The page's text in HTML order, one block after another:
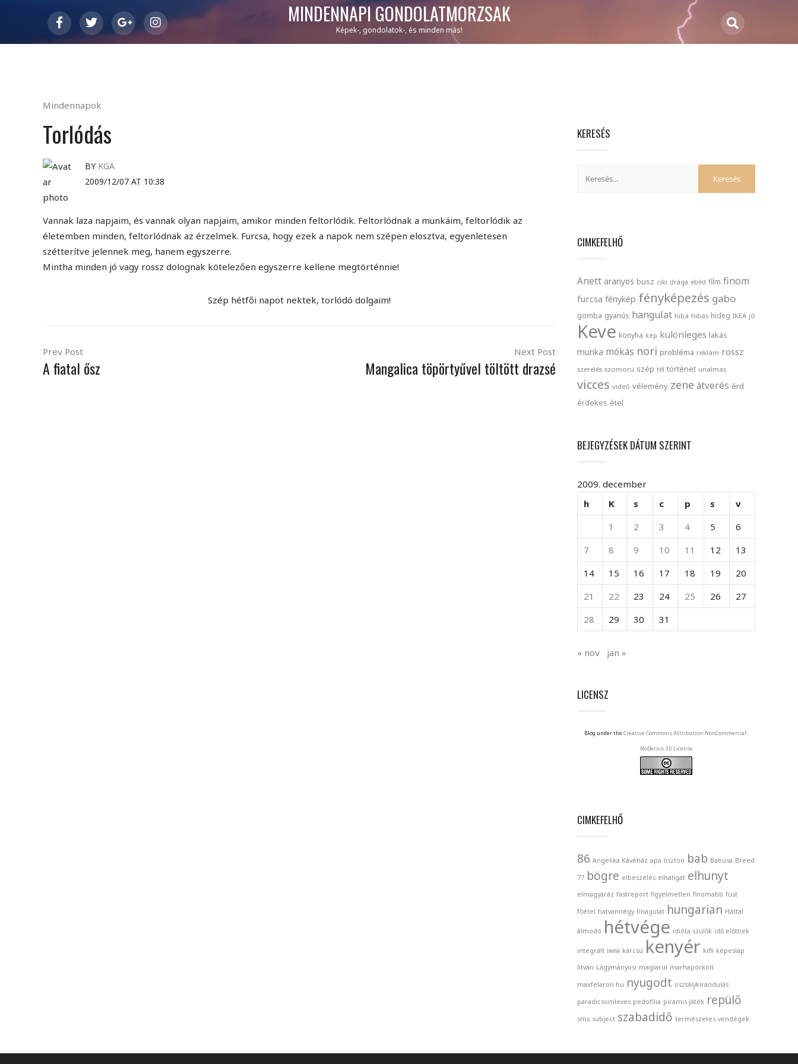
MINDENNAPI GONDOLATMORZSÁK
Képek-, gondolatok-, és minden más!
Mindennapok
Torlódás
BY KGA
2009/12/07 AT 10:38
Vannak laza napjaim, és vannak olyan napjaim, amikor minden feltorlódik. Feltorlódnak a munkáim, feltorlódik az
életemben minden, feltorlódnak az érzelmek. Furcsa, hogy ezek a napok nem szépen elosztva, egyenletesen
szétterítve jelennek meg, hanem egyszerre.
Mintha minden jó vagy rossz dolognak kötelezően egyszerre kellene megtörténnie!
Szép hétfői napot nektek, torlódó dolgaim!
Prev Post
A fiatal ősz
Next Post
Mangalica töpörtyűvel töltött drazsé
KERESÉS
CIMKEFELHŐ
Anett aranyos busz ciki drága ebéd film finom
furcsa fénykép fényképezés gabo
gomba gyanús hangulat hiba hibás hideg IKEA jó
Keve konyha kép különleges lakás
munka mókás nori probléma reklám rossz
szerelés szomorú szép tél történet unalmas
vicces videó vélemény zene átverés érd
érdekes étel
BEJEGYZÉSEK DÁTUM SZERINT
2009. december
h
K s c p s
v
1
2 3 4 5
6
7
8 9 10 11 12
13
14
15 16 17 18 19
20
21
22 23 24 25 26
27
28
29 30 31
« nov jan »
LICENSZ
Blog under the Creative Commons Attribution-NonCommercial-
NoDerivs 3.0 License
CIMKEFELHŐ
86 Angelika Kávéház apa ösztön bab Babusa Breed
77 bögre elbeszélés elhallgat elhunyt
elmagyaráz fastreport figyelmetlen finomabb füst
főétel hatvannégy hnagulat hungarian Háttal
álmodó hétvége idióta szülők idő előttiek
integrált iwiw karcsú kenyér kifli képeslap
litván Lágymányosi magíarul marhapörkölt
maxfelaron.hu nyugodt osztálykirándulás
paradicsomleves pedofília piramis játék repülő
sms subject szabadidő természetes vendégek